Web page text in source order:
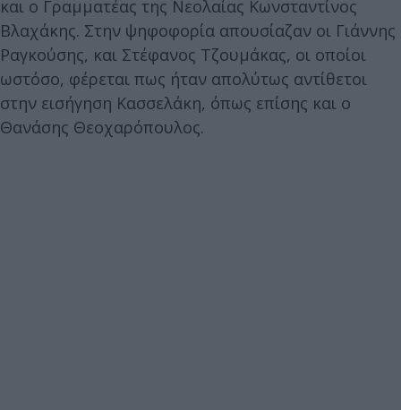
και ο Γραμματέας της Νεολαίας Κωνσταντίνος
Βλαχάκης. Στην ψηφοφορία απουσίαζαν οι Γιάννης
Ραγκούσης, και Στέφανος Τζουμάκας, οι οποίοι
ωστόσο, φέρεται πως ήταν απολύτως αντίθετοι
στην εισήγηση Κασσελάκη, όπως επίσης και ο
Θανάσης Θεοχαρόπουλος.